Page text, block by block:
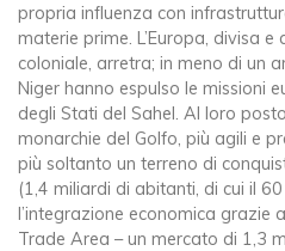
propria influenza con
materie prime. L’Europa, divisa
coloniale, arretra; in meno di un
Niger hanno espulso le missioni
degli Stati del Sahel. Al loro
monarchie del Golfo, più agili e
più soltanto un terreno di
(1,4 miliardi di abitanti, di cui il
l’integrazione economica grazie
Trade Area – un mercato di 1,3